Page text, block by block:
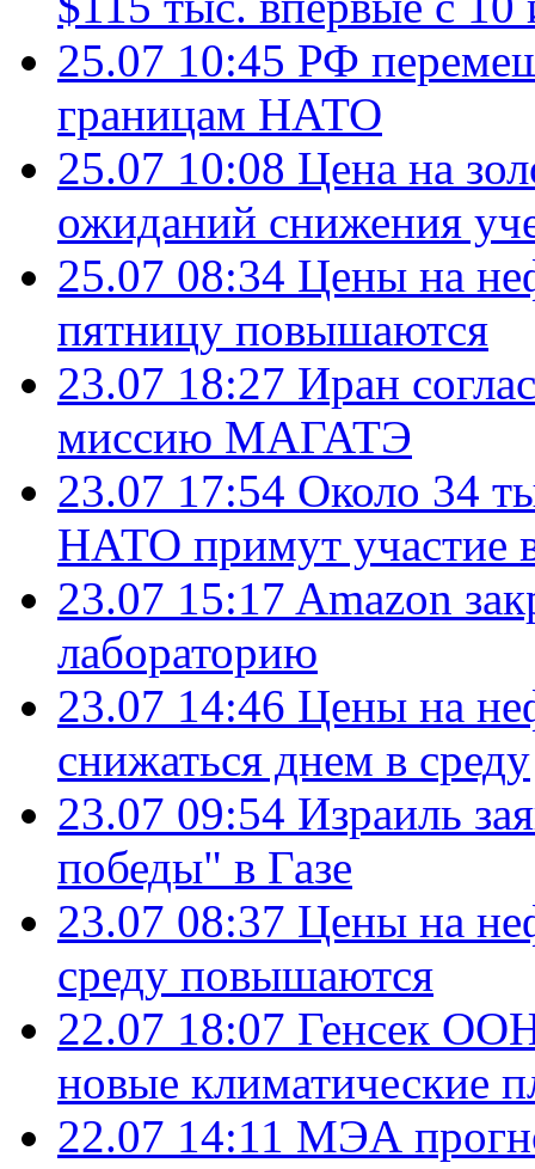
25.07 10:45 РФ
границам НАТО
25.07 10:08 Цена на
ожиданий снижения
25.07 08:34 Цены на
пятницу повышаются
23.07 18:27 Иран
миссию МАГАТЭ
23.07 17:54 Около 34
НАТО примут участие
23.07 15:17 Amazon
лабораторию
23.07 14:46 Цены на
снижаться днем в среду
23.07 09:54 Израиль
победы" в Газе
23.07 08:37 Цены на
среду повышаются
22.07 18:07 Генсек ООН
новые климатические
22.07 14:11 МЭА